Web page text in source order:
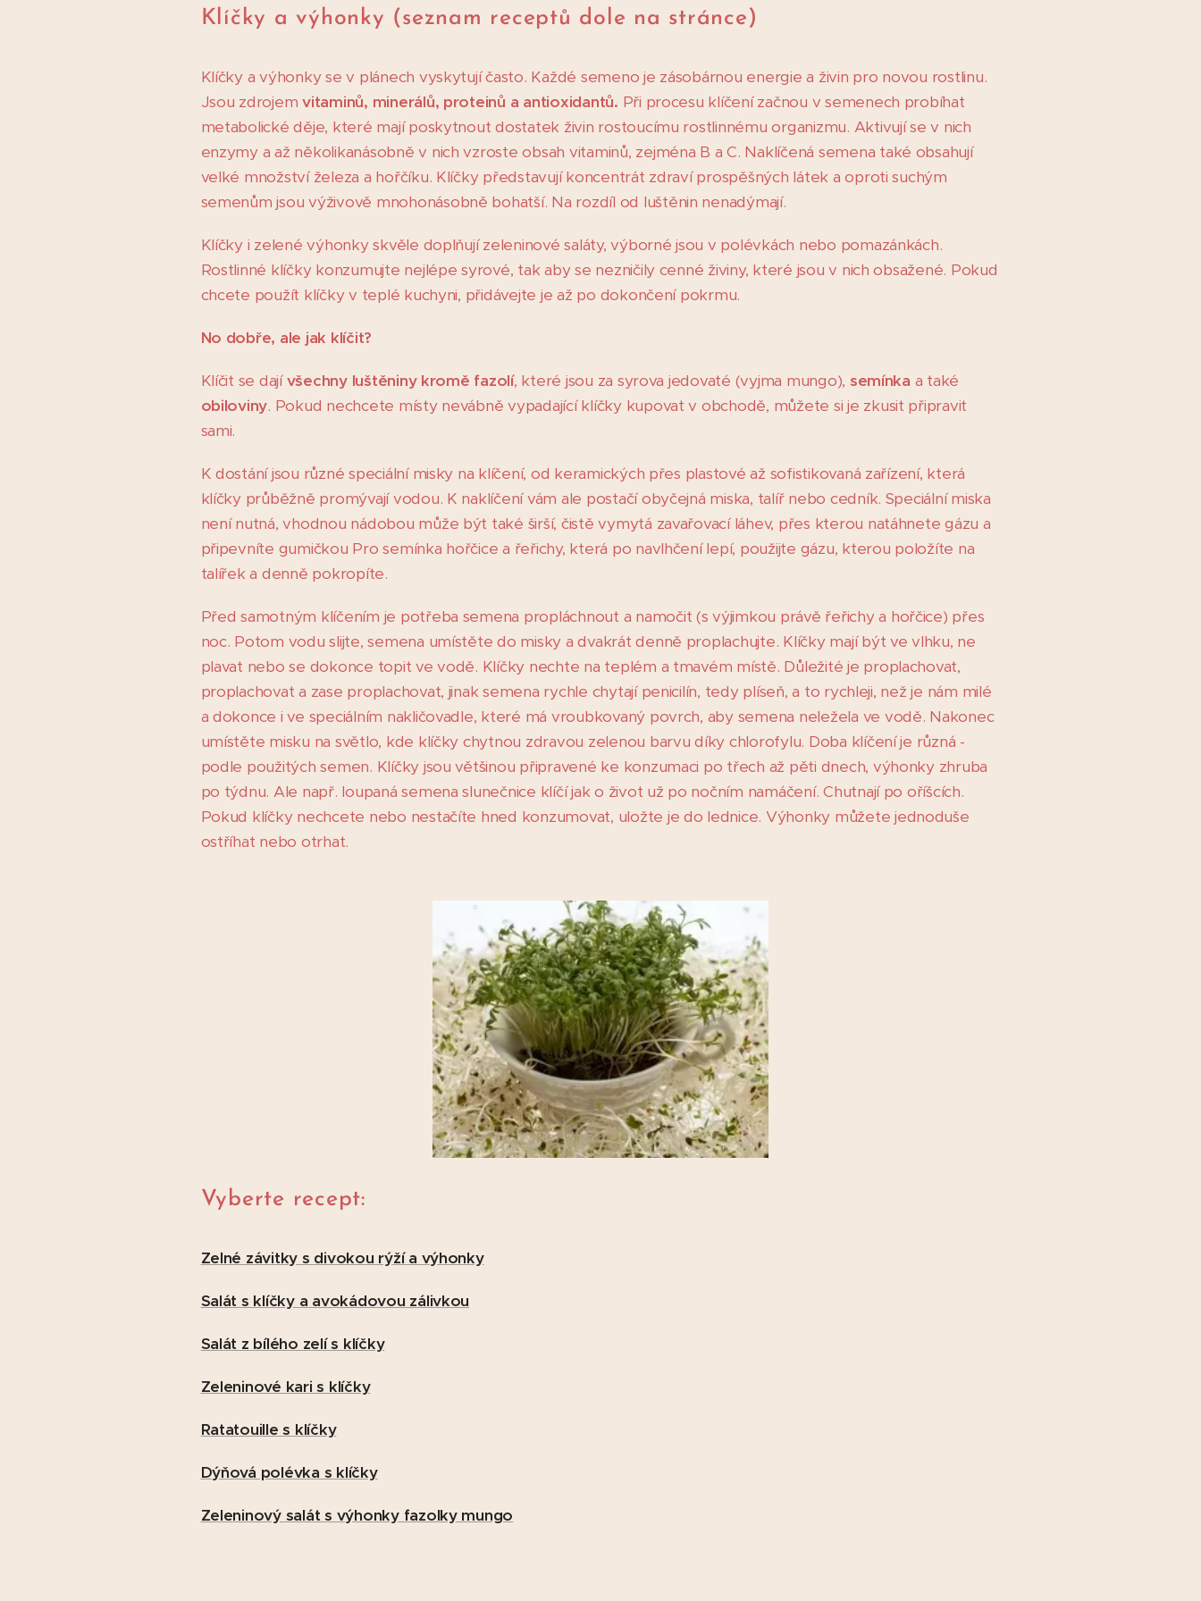
Klíčky a výhonky (seznam receptů dole na stránce)
Klíčky a výhonky se v plánech vyskytují často. Každé semeno je zásobárnou energie a živin pro novou rostlinu.
Jsou zdrojemvitaminů, minerálů, proteinů a antioxidantů. Při procesu klíčení začnou v semenech probíhat
metabolické děje, které mají poskytnout dostatek živin rostoucímu rostlinnému organizmu. Aktivují se v nich
enzymy a až několikanásobně v nich vzroste obsah vitaminů, zejména B a C. Naklíčená semena také obsahují
velké množství železa a hořčíku. Klíčky představují koncentrát zdraví prospěšných látek a oproti suchým
semenům jsou výživově mnohonásobně bohatší. Na rozdíl od luštěnin nenadýmají.
Klíčky i zelené výhonky skvěle doplňují zeleninové saláty, výborné jsou v polévkách nebo pomazánkách.
Rostlinné klíčky konzumujte nejlépe syrové, tak aby se nezničily cenné živiny, které jsou v nich obsažené. Pokud
chcete použít klíčky v teplé kuchyni, přidávejte je až po dokončení pokrmu.
No dobře, ale jak klíčit?
Klíčit se dajívšechny luštěniny kromě fazolí, které jsou za syrova jedovaté (vyjma mungo), semínka a také
obiloviny. Pokud nechcete místy nevábně vypadající klíčky kupovat v obchodě, můžete si je zkusit připravit
sami.
K dostání jsou různé speciální misky na klíčení, od keramických přes plastové až sofistikovaná zařízení, která
klíčky průběžně promývají vodou. K naklíčení vám ale postačí obyčejná miska, talíř nebo cedník. Speciální miska
není nutná, vhodnou nádobou může být také širší, čistě vymytá zavařovací láhev, přes kterou natáhnete gázu a
připevníte gumičkou Pro semínka hořčice a řeřichy, která po navlhčení lepí, použijte gázu, kterou položíte na
talířek a denně pokropíte.
Před samotným klíčením je potřeba semena propláchnout a namočit (s výjimkou právě řeřichy a hořčice) přes
noc. Potom vodu slijte, semena umístěte do misky a dvakrát denně proplachujte. Klíčky mají být ve vlhku, ne
plavat nebo se dokonce topit ve vodě. Klíčky nechte na teplém a tmavém místě. Důležité je proplachovat,
proplachovat a zase proplachovat, jinak semena rychle chytají penicilín, tedy plíseň, a to rychleji, než je nám milé
a dokonce i ve speciálním nakličovadle, které má vroubkovaný povrch, aby semena neležela ve vodě. Nakonec
umístěte misku na světlo, kde klíčky chytnou zdravou zelenou barvu díky chlorofylu. Doba klíčení je různá -
podle použitých semen. Klíčky jsou většinou připravené ke konzumaci po třech až pěti dnech, výhonky zhruba
po týdnu. Ale např. loupaná semena slunečnice klíčí jak o život už po nočním namáčení. Chutnají po oříšcích.
Pokud klíčky nechcete nebo nestačíte hned konzumovat, uložte je do lednice. Výhonky můžete jednoduše
ostříhat nebo otrhat.
Vyberte recept:
Zelné závitky s divokou rýží a výhonky
Salát s klíčky a avokádovou zálivkou
Salát z bílého zelí s klíčky
Zeleninové kari s klíčky
Ratatouille s klíčky
Dýňová polévka s klíčky
Zeleninový salát s výhonky fazolky mungo